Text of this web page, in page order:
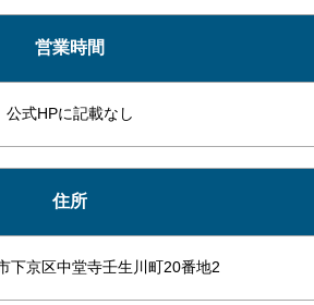
営業時間
公式HPに記載なし
住所
下京区中堂寺壬生川町20番地2